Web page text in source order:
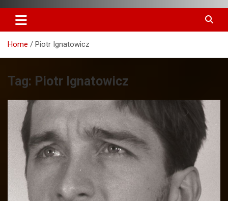
Home Piotr Ignatowicz
Tag: Piotr Ignatowicz